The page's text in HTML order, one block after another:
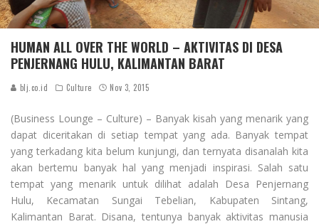
HUMAN ALL OVER THE WORLD – AKTIVITAS DI DESA
PENJERNANG HULU, KALIMANTAN BARAT
blj.co.id Culture Nov 3, 2015
(Business Lounge – Culture) – Banyak kisah yang menarik yang
dapat diceritakan di setiap tempat yang ada. Banyak tempat
yang terkadang kita belum kunjungi, dan ternyata disanalah kita
akan bertemu banyak hal yang menjadi inspirasi. Salah satu
tempat yang menarik untuk dilihat adalah Desa Penjernang
Hulu, Kecamatan Sungai Tebelian, Kabupaten Sintang,
Kalimantan Barat. Disana, tentunya banyak aktivitas manusia